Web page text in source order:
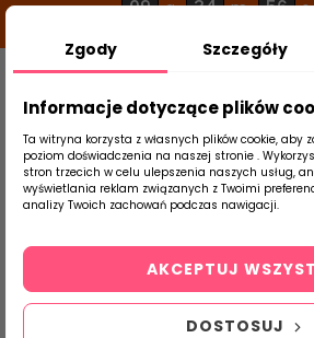
09 g 34 m 56 s
Strona Główna Płytki
Mainzu
Zgody Szczegóły
Informacje dotyczące plików
Ta witryna korzysta z własnych plików cookie, aby
poziom doświadczenia na naszej stronie .
stron trzecich w celu ulepszenia naszych usług,
wyświetlania reklam związanych z Twoimi
analizy Twoich zachowań podczas nawigacji.
DOSTOSUJ
AKCEPTUJ